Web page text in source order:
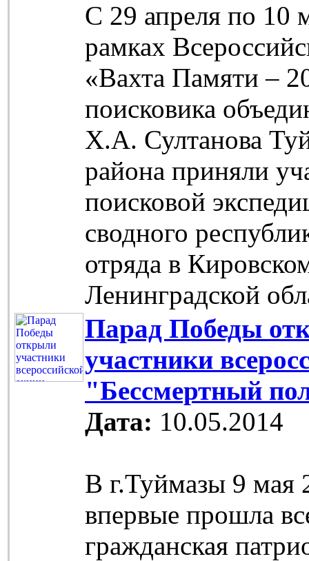
С 29 апреля по 10
рамках
«Вахта Памяти –
поисковика
Х.А. Султанова
района приняли
поисковой
сводного
отряда в
Ленинградской
Парад Победы
участники
"Бессмертный
Дата: 10.05.2014
В г.Туймазы 9 мая
впервые прошла
гражданская